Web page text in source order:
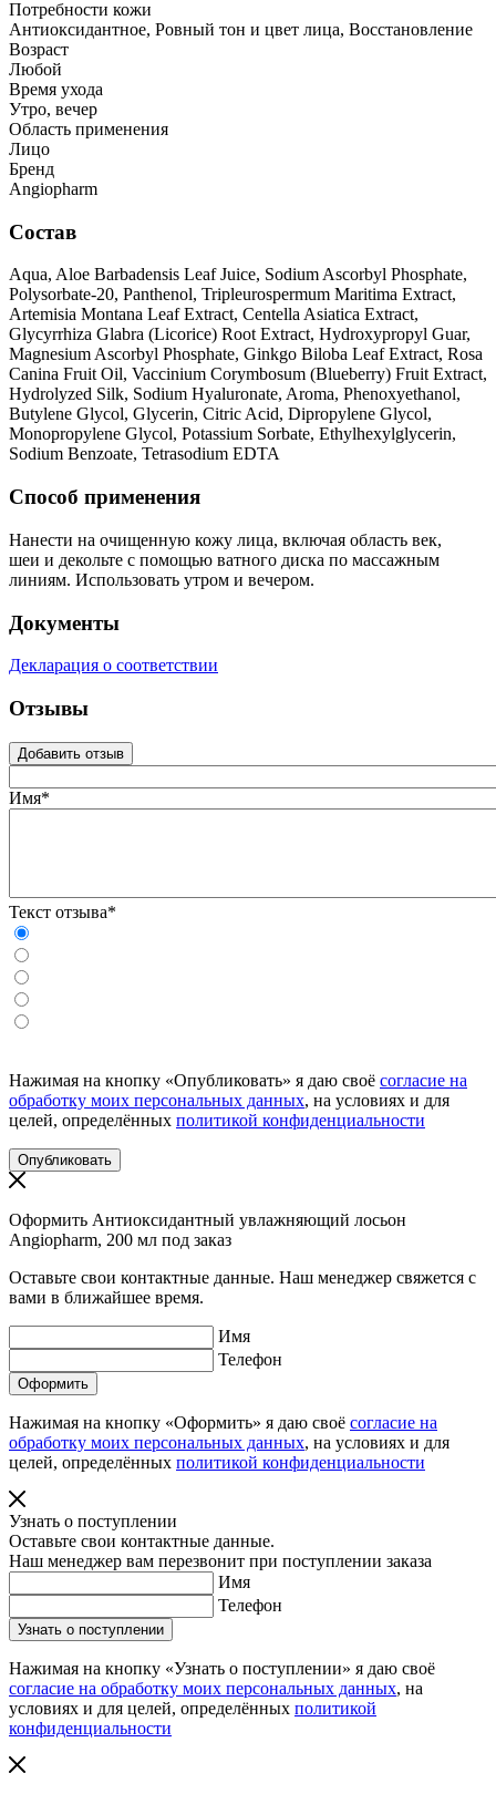
Потребности кожи
Антиоксидантное, Ровный тон и цвет лица, Восстановление
Возраст
Любой
Время ухода
Утро, вечер
Область применения
Лицо
Бренд
Angiopharm
Состав
Aqua, Aloe Barbadensis Leaf Juice, Sodium Ascorbyl Phosphate,
Polysorbatе-20, Panthenol, Tripleurospermum Maritima Extract,
Artemisia Montana Leaf Extract, Centella Asiatica Extract,
Glycyrrhiza Glabra (Licorice) Root Extract, Hydroxypropyl Guar,
Magnesium Ascorbyl Phosphate, Ginkgo Biloba Leaf Extract, Rosa
Canina Fruit Oil, Vaccinium Corymbosum (Blueberry) Fruit Extract,
Hydrolyzed Silk, Sodium Hyaluronate, Aroma, Phenoxyethanol,
Butylene Glycol, Glycerin, Citric Acid, Dipropylene Glycol,
Monopropylene Glycol, Potassium Sorbate, Ethylhexylglycerin,
Sodium Benzoate, Tetrasodium EDTA
Способ применения
Нанести на очищенную кожу лица, включая область век,
шеи и декольте с помощью ватного диска по массажным
линиям. Использовать утром и вечером.
Документы
Декларация о соответствии
Отзывы
Добавить отзыв
Имя*
Текст отзыва*
Нажимая на кнопку «Опубликовать» я даю своё согласие на
обработку моих персональных данных, на условиях и для
целей, определённых политикой конфиденциальности
Оформить Антиоксидантный увлажняющий лосьон
Angiopharm, 200 мл под заказ
Оставьте свои контактные данные. Наш менеджер свяжется с
вами в ближайшее время.
Имя
Телефон
Нажимая на кнопку «Оформить» я даю своё согласие на
обработку моих персональных данных, на условиях и для
целей, определённых политикой конфиденциальности
Узнать о поступлении
Оставьте свои контактные данные.
Наш менеджер вам перезвонит при поступлении заказа
Имя
Телефон
Нажимая на кнопку «Узнать о поступлении» я даю своё
согласие на обработку моих персональных данных, на
условиях и для целей, определённых политикой
конфиденциальности